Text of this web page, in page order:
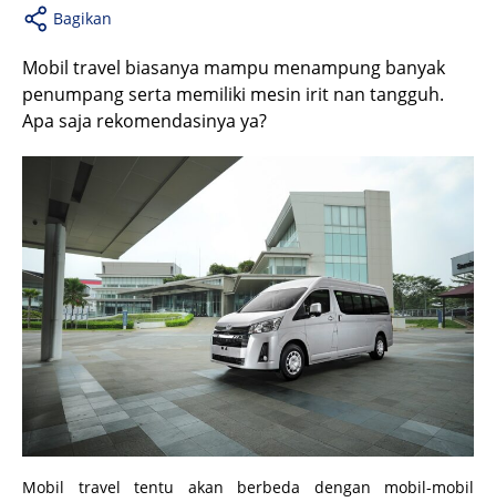
Bagikan
Mobil travel biasanya mampu menampung banyak
penumpang serta memiliki mesin irit nan tangguh.
Apa saja rekomendasinya ya?
Mobil travel tentu akan berbeda dengan mobil-mobil